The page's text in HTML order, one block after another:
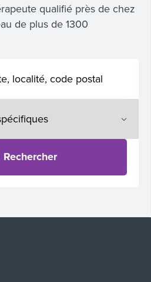
qualifié près de chez
de plus de 1300
Rechercher